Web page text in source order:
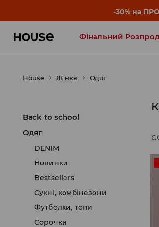
-30% на
Фінальний
House Жінка Одяг
Back to school
Одяг
DENIM
Новинки
Bestsellers
Сукні, комбінезони
Футболки, топи
Сорочки